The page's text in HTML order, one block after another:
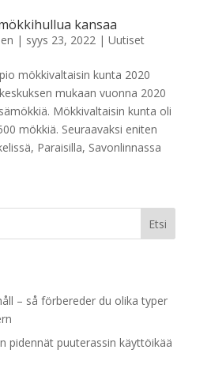
kansaa
| syys 23, 2022| Uutiset
mökkivaltaisin kunta 2020
mukaan vuonna 2020
Mökkivaltaisin kunta oli
mökkiä. Seuraavaksi eniten
Paraisilla, Savonlinnassa
Etsi
– så förbereder du olika typer
pidennät puuterassin käyttöikää